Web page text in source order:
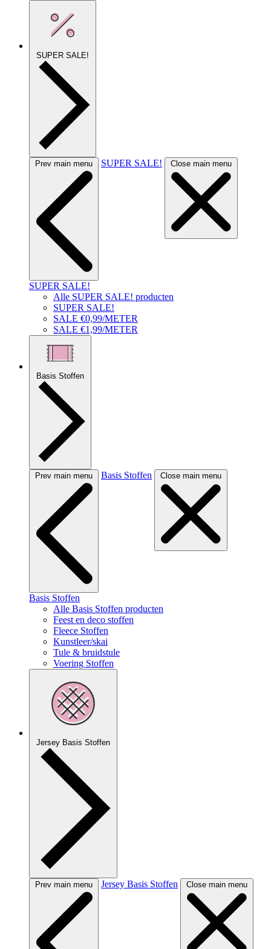
SUPER SALE!
Prev main menu SUPER SALE! Close main menu
SUPER SALE!
Alle SUPER SALE! producten
SUPER SALE!
SALE €0,99/METER
SALE €1,99/METER
Basis Stoffen
Prev main menu Basis Stoffen Close main menu
Basis Stoffen
Alle Basis Stoffen producten
Feest en deco stoffen
Fleece Stoffen
Kunstleer/skai
Tule & bruidstule
Voering Stoffen
Jersey Basis Stoffen
Prev main menu Jersey Basis Stoffen Close main menu